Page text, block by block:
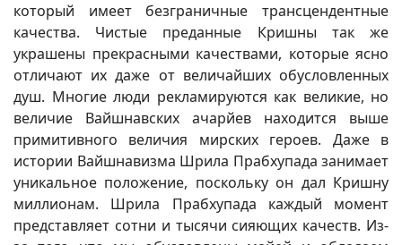
который имеет безграничные трансцендентные
качества. Чистые преданные Кришны так же
украшены прекрасными качествами, которые ясно
отличают их даже от величайших обусловленных
душ. Многие люди рекламируются как великие, но
величие Вайшнавских ачарйев находится выше
примитивного величия мирских героев. Даже в
истории Вайшнавизма Шрила Прабхупада занимает
уникальное положение, поскольку он дал Кришну
миллионам. Шрила Прабхупада каждый момент
представляет сотни и тысячи сияющих качеств. Из-